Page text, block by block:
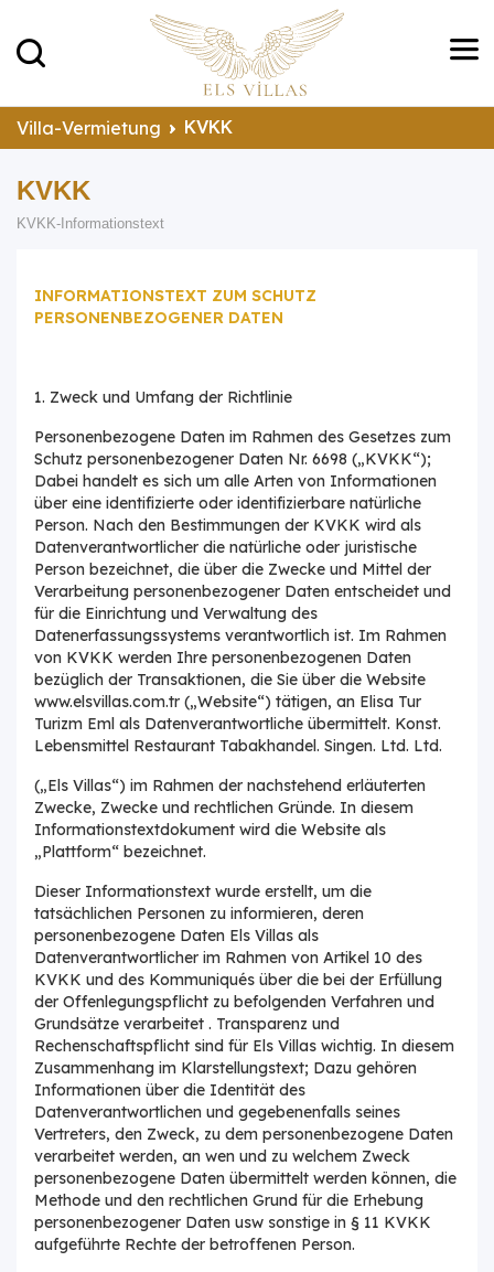
Villa-Vermietung KVKK
KVKK
KVKK-Informationstext
INFORMATIONSTEXT ZUM SCHUTZ
PERSONENBEZOGENER DATEN
1. Zweck und Umfang der Richtlinie
Personenbezogene Daten im Rahmen des Gesetzes zum
Schutz personenbezogener Daten Nr. 6698 („KVKK“);
Dabei handelt es sich um alle Arten von Informationen
über eine identifizierte oder identifizierbare natürliche
Person. Nach den Bestimmungen der KVKK wird als
Datenverantwortlicher die natürliche oder juristische
Person bezeichnet, die über die Zwecke und Mittel der
Verarbeitung personenbezogener Daten entscheidet und
für die Einrichtung und Verwaltung des
Datenerfassungssystems verantwortlich ist. Im Rahmen
von KVKK werden Ihre personenbezogenen Daten
bezüglich der Transaktionen, die Sie über die Website
www.elsvillas.com.tr („Website“) tätigen, an Elisa Tur
Turizm Eml als Datenverantwortliche übermittelt. Konst.
Lebensmittel Restaurant Tabakhandel. Singen. Ltd. Ltd.
(„Els Villas“) im Rahmen der nachstehend erläuterten
Zwecke, Zwecke und rechtlichen Gründe. In diesem
Informationstextdokument wird die Website als
„Plattform“ bezeichnet.
Dieser Informationstext wurde erstellt, um die
tatsächlichen Personen zu informieren, deren
personenbezogene Daten Els Villas als
Datenverantwortlicher im Rahmen von Artikel 10 des
KVKK und des Kommuniqués über die bei der Erfüllung
der Offenlegungspflicht zu befolgenden Verfahren und
Grundsätze verarbeitet . Transparenz und
Rechenschaftspflicht sind für Els Villas wichtig. In diesem
Zusammenhang im Klarstellungstext; Dazu gehören
Informationen über die Identität des
Datenverantwortlichen und gegebenenfalls seines
Vertreters, den Zweck, zu dem personenbezogene Daten
verarbeitet werden, an wen und zu welchem ​​Zweck
personenbezogene Daten übermittelt werden können, die
Methode und den rechtlichen Grund für die Erhebung
personenbezogener Daten usw sonstige in § 11 KVKK
aufgeführte Rechte der betroffenen Person.